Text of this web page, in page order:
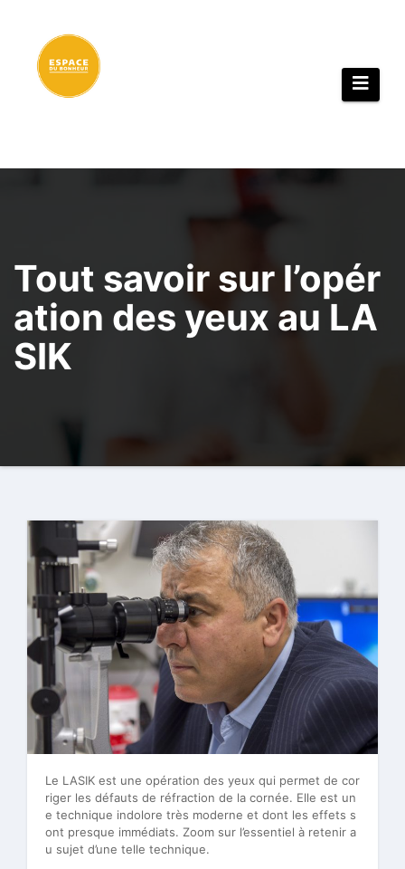
contenu
Tout savoir sur l’opér
ation des yeux au LA
SIK
Le LASIK est une opération des yeux qui permet de cor
riger les défauts de réfraction de la cornée. Elle est un
e technique indolore très moderne et dont les effets s
ont presque immédiats. Zoom sur l’essentiel à retenir a
u sujet d’une telle technique.